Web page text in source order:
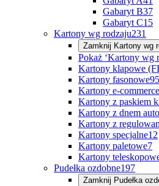
Gabaryt B37
Gabaryt C15
Kartony wg rodzaju231
Zamknij Kartony wg
Pokaż ‘Kartony wg
Kartony klapowe
Kartony fasonowe95
Kartony e-commerce
Kartony z paskiem
Kartony z dnem
Kartony z
Kartony specjalne12
Kartony paletowe7
Kartony
Pudełka ozdobne197
Zamknij Pudełka